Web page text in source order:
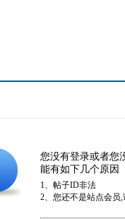
您没有登录或者您
能有如下几个原因
1、帖子ID非法
2、您还不是站点会员